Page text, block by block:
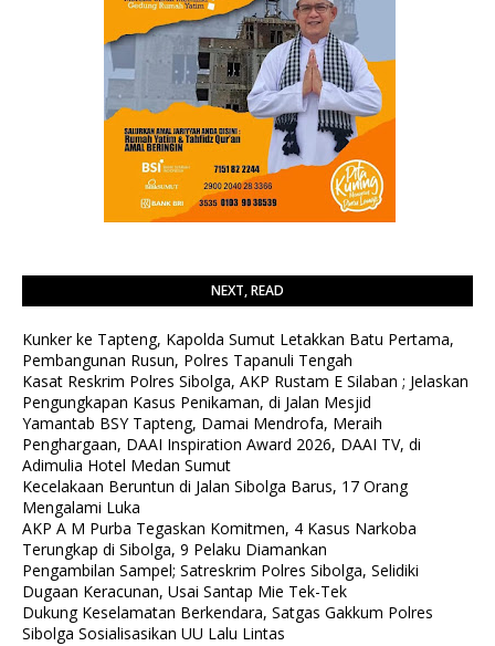
NEXT, READ
Kunker ke Tapteng, Kapolda Sumut Letakkan Batu Pertama,
Pembangunan Rusun, Polres Tapanuli Tengah
Kasat Reskrim Polres Sibolga, AKP Rustam E Silaban ; Jelaskan
Pengungkapan Kasus Penikaman, di Jalan Mesjid
Yamantab BSY Tapteng, Damai Mendrofa, Meraih
Penghargaan, DAAI Inspiration Award 2026, DAAI TV, di
Adimulia Hotel Medan Sumut
Kecelakaan Beruntun di Jalan Sibolga Barus, 17 Orang
Mengalami Luka
AKP A M Purba Tegaskan Komitmen, 4 Kasus Narkoba
Terungkap di Sibolga, 9 Pelaku Diamankan
Pengambilan Sampel; Satreskrim Polres Sibolga, Selidiki
Dugaan Keracunan, Usai Santap Mie Tek-Tek
Dukung Keselamatan Berkendara, Satgas Gakkum Polres
Sibolga Sosialisasikan UU Lalu Lintas